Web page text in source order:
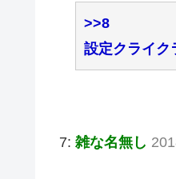
>>8
設定クライク
7: 雑な名無し